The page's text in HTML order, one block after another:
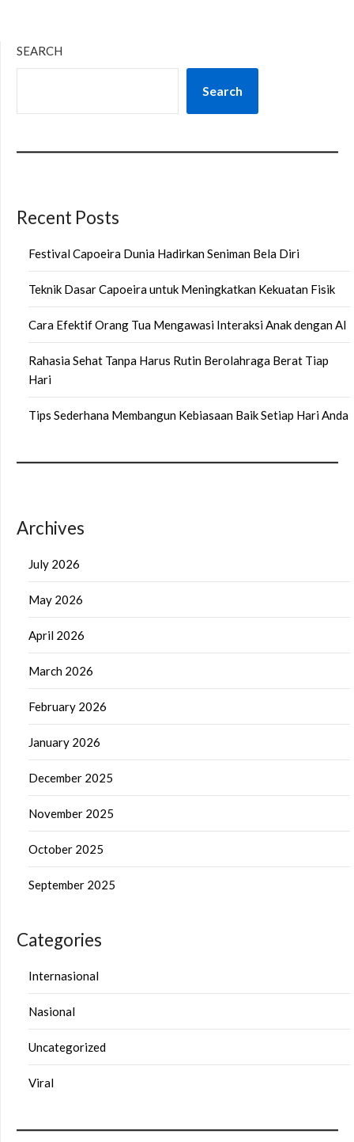
SEARCH
Search
Recent Posts
Festival Capoeira Dunia Hadirkan Seniman Bela Diri
Teknik Dasar Capoeira untuk Meningkatkan Kekuatan Fisik
Cara Efektif Orang Tua Mengawasi Interaksi Anak dengan AI
Rahasia Sehat Tanpa Harus Rutin Berolahraga Berat Tiap
Hari
Tips Sederhana Membangun Kebiasaan Baik Setiap Hari Anda
Archives
July 2026
May 2026
April 2026
March 2026
February 2026
January 2026
December 2025
November 2025
October 2025
September 2025
Categories
Internasional
Nasional
Uncategorized
Viral